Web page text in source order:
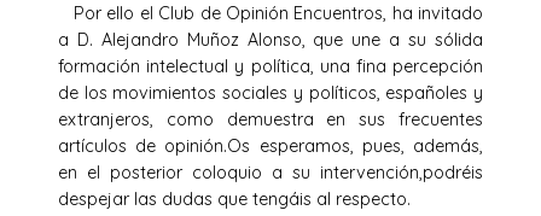
Por ello el Club de Opinión Encuentros, ha invitado
a D. Alejandro Muñoz Alonso, que une a su sólida
formación intelectual y política, una fina percepción
de los movimientos sociales y políticos, españoles y
extranjeros, como demuestra en sus frecuentes
artículos de opinión.Os esperamos, pues, además,
en el posterior coloquio a su intervención,podréis
despejar las dudas que tengáis al respecto.